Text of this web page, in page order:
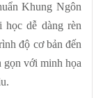
Khung Ngôn
dễ dàng rèn
độ cơ bản đến
gọn với minh họa